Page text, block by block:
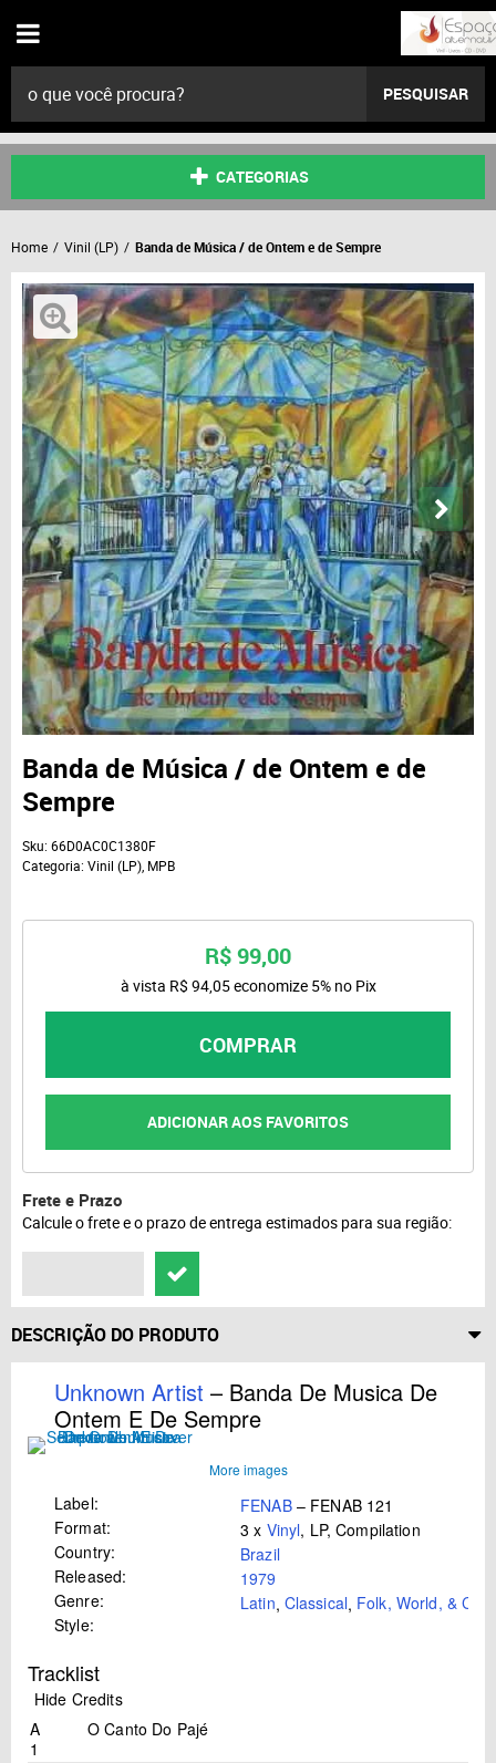
PESQUISAR
CATEGORIAS
Home Vinil (LP) Banda de Música / de Ontem e de Sempre
Banda de Música / de Ontem e de
Sempre
Sku: 66D0AC0C1380F
Categoria: Vinil (LP), MPB
R$ 99,00
à vista R$ 94,05economize 5% no Pix
COMPRAR
ADICIONAR AOS FAVORITOS
Frete e Prazo
Calcule o frete e o prazo de entrega estimados para sua região:
DESCRIÇÃO DO PRODUTO
Unknown Artist – Banda De Musica De
Ontem E De Sempre
More images
Label: FENAB– FENAB 121
Format:
3 x Vinyl, LP, Compilation
Country:
Brazil
Released:
1979
Genre:
Latin, Classical, Folk, World, &
Style:
Tracklist
Hide Credits
A
1
O Canto Do Pajé